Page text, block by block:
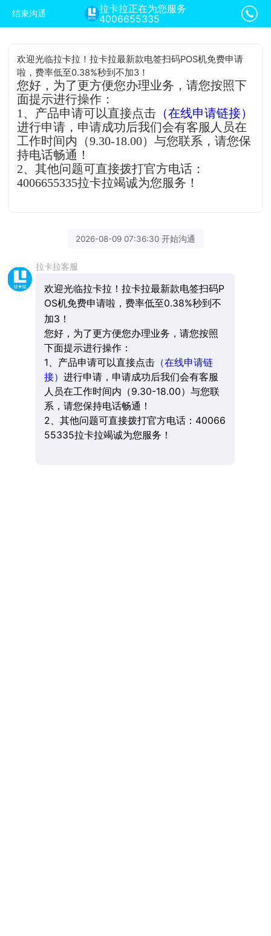
结束沟通
拉卡拉正在为您服务
4006655335
欢迎光临拉卡拉！拉卡拉最新款电签扫码POS机免费申请
啦，费率低至0.38%秒到不加3！
您好，为了更方便您办理业务，请您按照下
面提示进行操作：
1、产品申请可以直接点击 （在线申请链接）
进行申请，申请成功后我们会有客服人员在
工作时间内（9.30-18.00）与您联系，请您保
持电话畅通！
2、其他问题可直接拨打官方电话：
4006655335拉卡拉竭诚为您服务！
2026-08-09 07:36:30 开始沟通
拉卡拉客服
欢迎光临拉卡拉！拉卡拉最新款电签扫码P
OS机免费申请啦，费率低至0.38%秒到不
加3！
您好，为了更方便您办理业务，请您按照
下面提示进行操作：
1、产品申请可以直接点击（在线申请链
接） 进行申请，申请成功后我们会有客服
人员在工作时间内（9.30-18.00）与您联
系，请您保持电话畅通！
2、其他问题可直接拨打官方电话：40066
55335拉卡拉竭诚为您服务！